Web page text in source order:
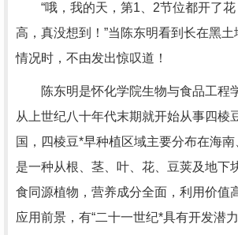
“哦，我的天，第1、2节位都开了花
高，真没想到！”当陈东明看到长在黑
情况时，不由发出惊叹道！
陈东明是怀化学院生物与食品工程学
从上世纪八十年代末期就开始从事四棱
国，四棱豆*早种植区域主要分布在海
是一种从根、茎、叶、花、豆荚及地下
食同源植物，营养成分全面，利用价值
应用前景，有“二十一世纪*具有开发潜